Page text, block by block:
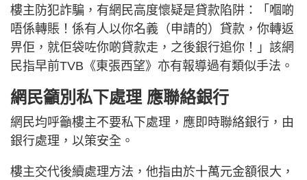
樓主防犯詐騙，有網民高度懷疑是貸款陷阱：「嗰啲
唔係轉賬！係有人以你名義（申請的）貸款，你轉返
畀佢，就佢袋咗你啲貸款走，之後銀行追你！」該網
民指早前TVB《東張西望》亦有報導過有類似手法。
網民籲別私下處理 應聯絡銀行
網民均呼籲樓主不要私下處理，應即時聯絡銀行，由
銀行處理，以策安全。
樓主交代後續處理方法，他指由於十萬元金額很大，